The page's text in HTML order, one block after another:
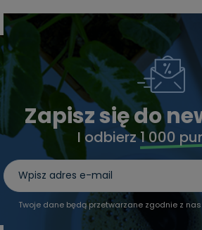
Zapisz się do
I odbierz1 000
Twoje dane będą przetwarzane zgodnie z